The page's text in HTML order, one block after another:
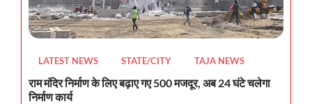
LATEST NEWS STATE/CITY TAJA NEWS
राम मंदिर निर्माण के लिए बढ़ाए गए 500 मजदूर, अब 24 घंटे चलेगा
निर्माण कार्य